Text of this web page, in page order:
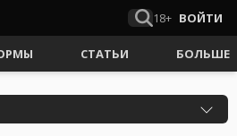
18+ ВОЙТИ
СТАТЬИ БОЛЬШЕ